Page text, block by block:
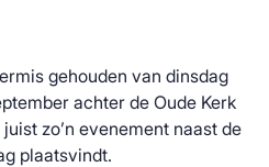
gehouden van dinsdag
achter de Oude Kerk
zo’n evenement naast de
plaatsvindt.